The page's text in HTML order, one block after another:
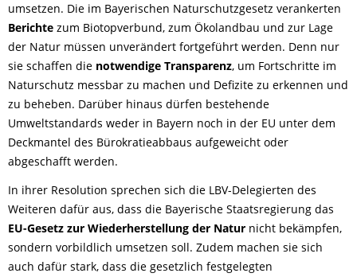
umsetzen. Die im Bayerischen Naturschutzgesetz verankerten
Berichte zum Biotopverbund, zum Ökolandbau und zur Lage
der Natur müssen unverändert fortgeführt werden. Denn nur
sie schaffen die notwendige Transparenz, um Fortschritte im
Naturschutz messbar zu machen und Defizite zu erkennen und
zu beheben. Darüber hinaus dürfen bestehende
Umweltstandards weder in Bayern noch in der EU unter dem
Deckmantel des Bürokratieabbaus aufgeweicht oder
abgeschafft werden.
In ihrer Resolution sprechen sich die LBV-Delegierten des
Weiteren dafür aus, dass die Bayerische Staatsregierung das
EU-Gesetz zur Wiederherstellung der Natur nicht bekämpfen,
sondern vorbildlich umsetzen soll. Zudem machen sie sich
auch dafür stark, dass die gesetzlich festgelegten